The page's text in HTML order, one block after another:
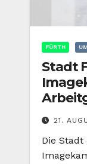
FÜRTH
Stadt
21.
Die